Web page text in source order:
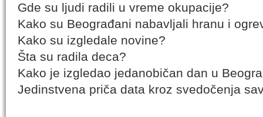
Gde su ljudi radili u vreme okupacije?
Kako su Beograđani nabavljali hranu i
Kako su izgledale novine?
Šta su radila deca?
Kako je izgledao jedanobičan dan u
Jedinstvena priča data kroz svedočenja